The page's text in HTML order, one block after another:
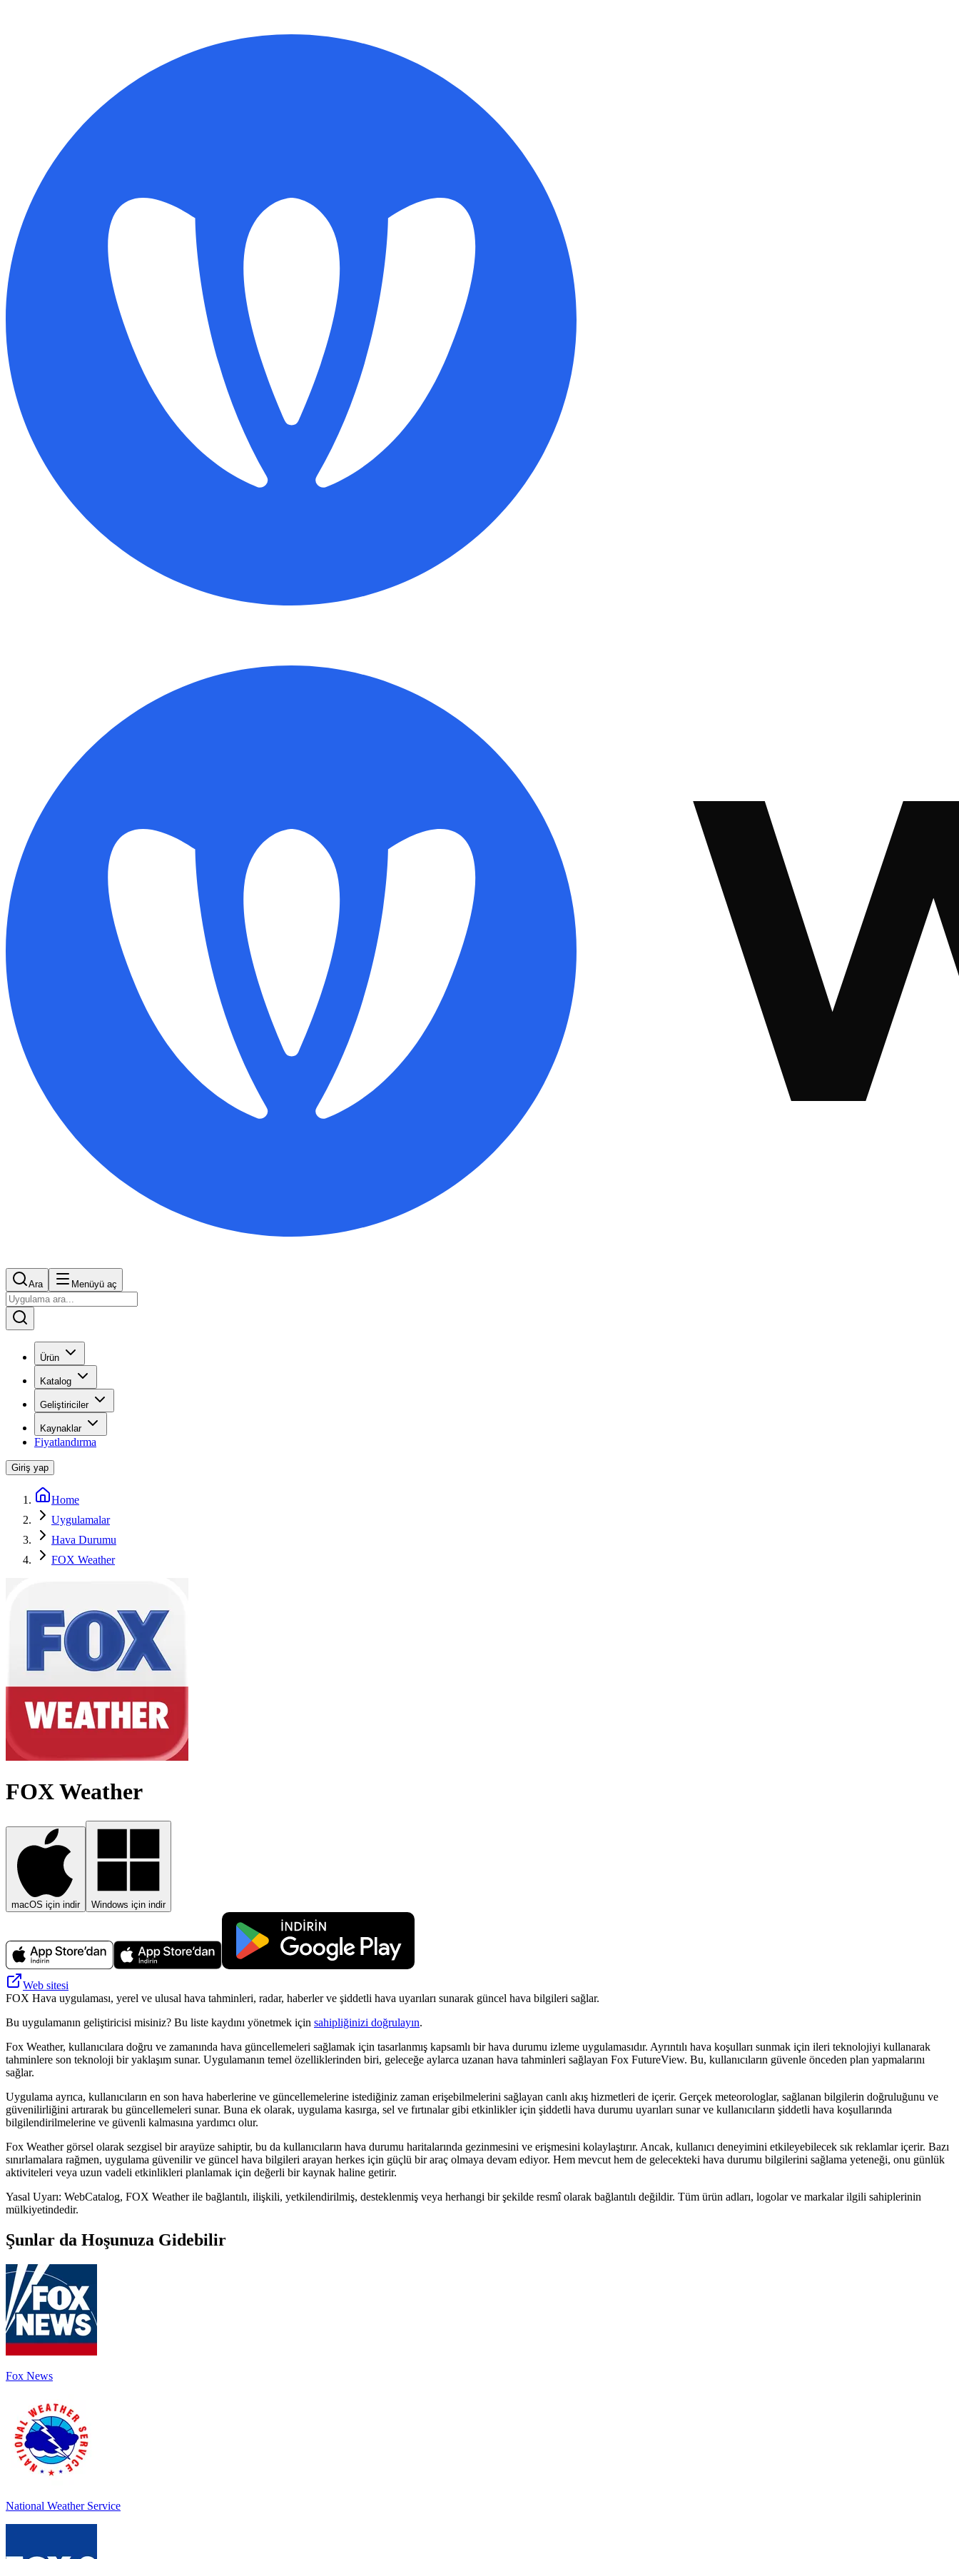
Ara Menüyü aç
Ürün
Katalog
Geliştiriciler
Kaynaklar
Fiyatlandırma
Giriş yap
Home
Uygulamalar
Hava Durumu
FOX Weather
FOX Weather
macOS için indir Windows için indir
Web sitesi
FOX Hava uygulaması, yerel ve ulusal hava tahminleri, radar, haberler ve şiddetli hava uyarıları sunarak güncel hava bilgileri sağlar.
Bu uygulamanın geliştiricisi misiniz? Bu liste kaydını yönetmek için sahipliğinizi doğrulayın.
Fox Weather, kullanıcılara doğru ve zamanında hava güncellemeleri sağlamak için tasarlanmış kapsamlı bir hava durumu izleme uygulamasıdır. Ayrıntılı hava koşulları sunmak için ileri teknolojiyi kullanarak
tahminlere son teknoloji bir yaklaşım sunar. Uygulamanın temel özelliklerinden biri, geleceğe aylarca uzanan hava tahminleri sağlayan Fox FutureView. Bu, kullanıcıların güvenle önceden plan yapmalarını
sağlar.
Uygulama ayrıca, kullanıcıların en son hava haberlerine ve güncellemelerine istediğiniz zaman erişebilmelerini sağlayan canlı akış hizmetleri de içerir. Gerçek meteorologlar, sağlanan bilgilerin doğruluğunu ve
güvenilirliğini artırarak bu güncellemeleri sunar. Buna ek olarak, uygulama kasırga, sel ve fırtınalar gibi etkinlikler için şiddetli hava durumu uyarıları sunar ve kullanıcıların şiddetli hava koşullarında
bilgilendirilmelerine ve güvenli kalmasına yardımcı olur.
Fox Weather görsel olarak sezgisel bir arayüze sahiptir, bu da kullanıcıların hava durumu haritalarında gezinmesini ve erişmesini kolaylaştırır. Ancak, kullanıcı deneyimini etkileyebilecek sık reklamlar içerir. Bazı
sınırlamalara rağmen, uygulama güvenilir ve güncel hava bilgileri arayan herkes için güçlü bir araç olmaya devam ediyor. Hem mevcut hem de gelecekteki hava durumu bilgilerini sağlama yeteneği, onu günlük
aktiviteleri veya uzun vadeli etkinlikleri planlamak için değerli bir kaynak haline getirir.
Yasal Uyarı: WebCatalog, FOX Weather ile bağlantılı, ilişkili, yetkilendirilmiş, desteklenmiş veya herhangi bir şekilde resmî olarak bağlantılı değildir. Tüm ürün adları, logolar ve markalar ilgili sahiplerinin
mülkiyetindedir.
Şunlar da Hoşunuza Gidebilir
Fox News
National Weather Service